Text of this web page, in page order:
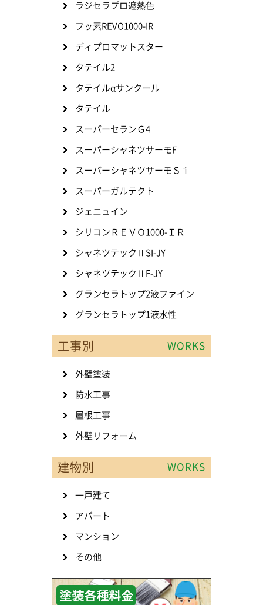
ラジセラプロ遮熱色
フッ素REVO1000-IR
ディプロマットスター
タテイル2
タテイルαサンクール
タテイル
スーパーセランＧ4
スーパーシャネツサーモF
スーパーシャネツサーモＳｉ
スーパーガルテクト
ジェニュイン
シリコンＲＥＶＯ1000-ＩＲ
シャネツテックⅡSI-JY
シャネツテックⅡF-JY
グランセラトップ2液ファイン
グランセラトップ1液水性
工事別 WORKS
外壁塗装
防水工事
屋根工事
外壁リフォーム
建物別 WORKS
一戸建て
アパート
マンション
その他